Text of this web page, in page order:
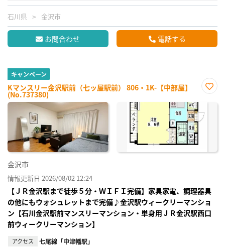
石川県 金沢市
お問合わせ 電話する
キャンペーン
Kマンスリー金沢駅前（七ッ屋駅前） 806・1K-【中部屋】
(No.737380)
に入
り登
録
金沢市
情報更新日 2026/08/02 12:24
【ＪＲ金沢駅まで徒歩５分・ＷＩＦＩ完備】家具家電、調理器具
の他にもウォシュレットまで完備♪金沢駅ウィークリーマンショ
ン【石川金沢駅前マンスリーマンション・単身用ＪＲ金沢駅西口
前ウィークリーマンション】
アクセス 七尾線「中津幡駅」